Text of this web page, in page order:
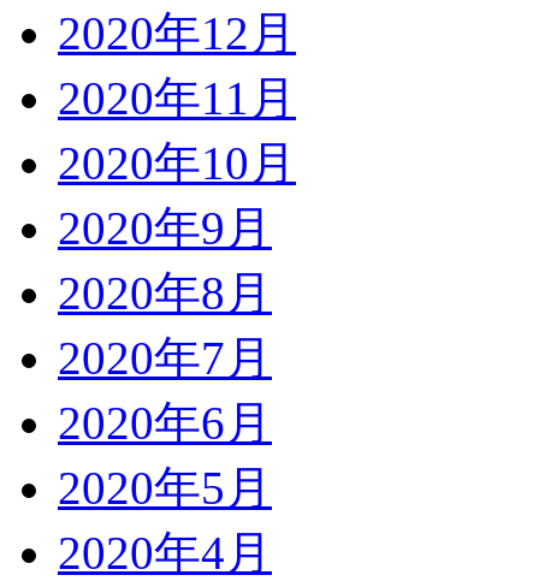
2020年12月
2020年11月
2020年10月
2020年9月
2020年8月
2020年7月
2020年6月
2020年5月
2020年4月